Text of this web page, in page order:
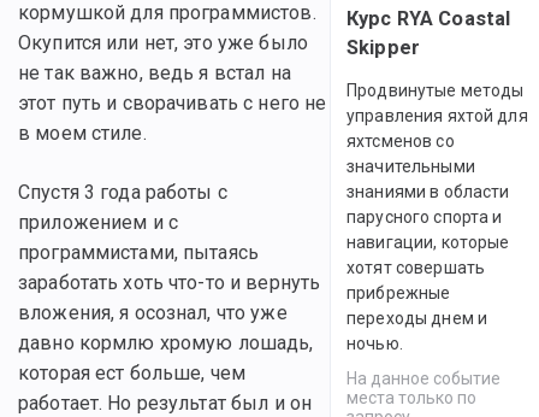
кормушкой для программистов.
Окупится или нет, это уже было
не так важно, ведь я встал на
этот путь и сворачивать с него не
в моем стиле.
Спустя 3 года работы с
приложением и с
программистами, пытаясь
заработать хоть что-то и вернуть
вложения, я осознал, что уже
давно кормлю хромую лошадь,
которая ест больше, чем
работает. Но результат был и он
Курс RYA Coastal
Skipper
Продвинутые методы
управления яхтой для
яхтсменов со
значительными
знаниями в области
парусного спорта и
навигации, которые
хотят совершать
прибрежные
переходы днем и
ночью.
На данное событие
места только по